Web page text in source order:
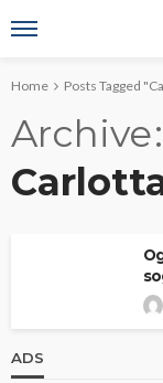
Home Posts Tagged
Archive
ADS